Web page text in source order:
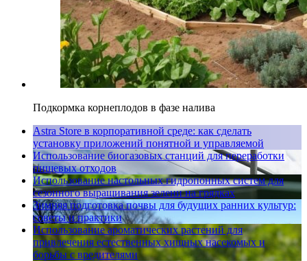
Подкормка корнеплодов в фазе налива
Astra Store в корпоративной среде: как сделать
установку приложений понятной и управляемой
Использование биогазовых станций для переработки
пищевых отходов
Использование настольных гидропонных систем для
сезонного выращивания зелени на грядках
Зимняя подготовка почвы для будущих ранних культур:
советы и практики
Использование ароматических растений для
привлечения естественных хищных насекомых и
борьбы с вредителями